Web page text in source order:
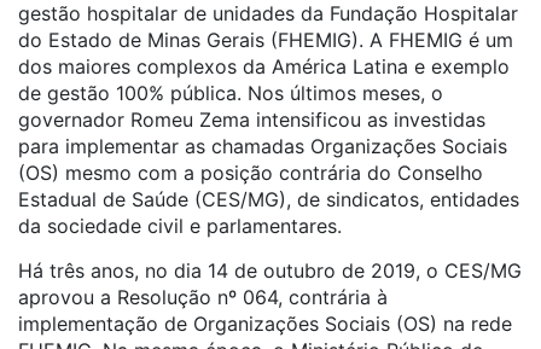
gestão hospitalar de unidades da Fundação Hospitalar
do Estado de Minas Gerais (FHEMIG). A FHEMIG é um
dos maiores complexos da América Latina e exemplo
de gestão 100% pública. Nos últimos meses, o
governador Romeu Zema intensificou as investidas
para implementar as chamadas Organizações Sociais
(OS) mesmo com a posição contrária do Conselho
Estadual de Saúde (CES/MG), de sindicatos, entidades
da sociedade civil e parlamentares.
Há três anos, no dia 14 de outubro de 2019, o CES/MG
aprovou a Resolução nº 064, contrária à
implementação de Organizações Sociais (OS) na rede